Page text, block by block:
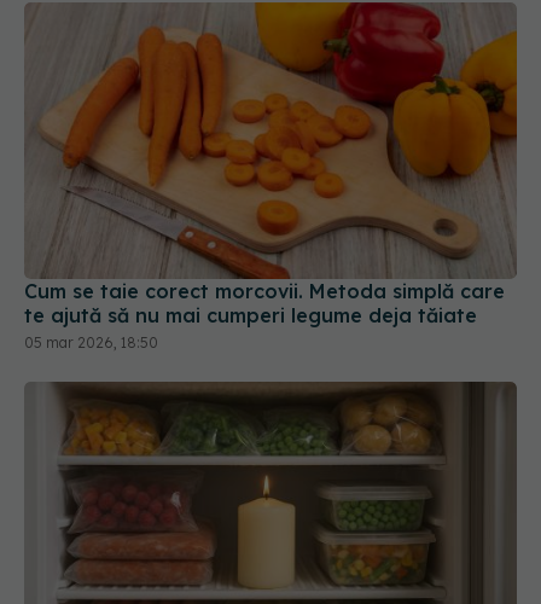
Cum se taie corect morcovii. Metoda simplă care
te ajută să nu mai cumperi legume deja tăiate
05 mar 2026, 18:50